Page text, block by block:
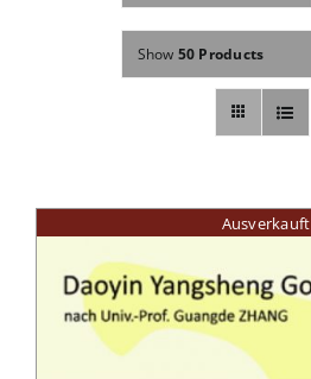
Fachbücher
Poster, Karten, Medien
Abo
Show 50 Products
Ausverkauft